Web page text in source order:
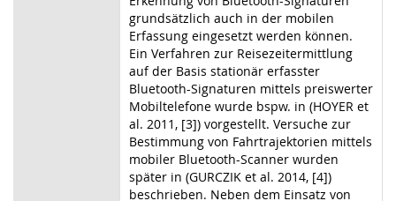
grundsätzlich auch in der mobilen
Erfassung eingesetzt werden können.
Ein Verfahren zur Reisezeitermittlung
auf der Basis stationär erfasster
Bluetooth-Signaturen mittels preiswerter
Mobiltelefone wurde bspw. in (HOYER et
al. 2011, [3]) vorgestellt. Versuche zur
Bestimmung von Fahrtrajektorien mittels
mobiler Bluetooth-Scanner wurden
später in (GURCZIK et al. 2014, [4])
beschrieben. Neben dem Einsatz von